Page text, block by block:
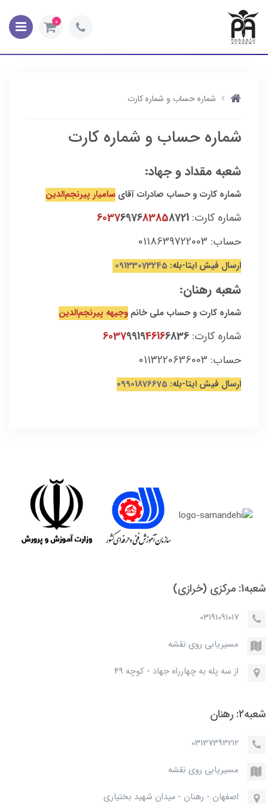
0
شماره حساب و شماره کارت
شماره حساب و شماره کارت
شعبه مقداد و جهاد:
شماره کارت و حساب صادرات آقای سامیار پیرنجم‌الدین
شماره کارت: 6037697683858721
حساب: 0118639722003
ارسال فیش ایتا-بله: 09133073245
شعبه رهنان:
شماره کارت و حساب ملی خانم وجیهه پیرنجم‌الدین
شماره کارت: 6037991946166836
حساب: 0113220636003
ارسال فیش ایتا-بله: 09901876675
شعبه1: مرکزی (خرازی)
03191091017
مسیریابی روی نقشه
از سه پله به چهارراه جهاد - کوچه 49
شعبه2: رهنان
03137393212
مسیریابی روی نقشه
اصفهان - رهنان - میدان شهید بختیاری